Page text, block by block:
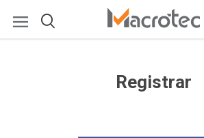
Registrar